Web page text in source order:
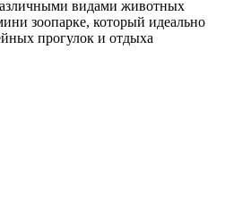
видами животных
зоопарке, который идеально
прогулок и отдыха